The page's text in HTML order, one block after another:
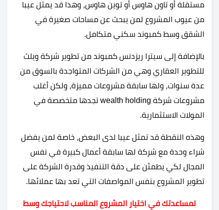
مستقلة أو تاون هاوس أو توين هاوس، وهذا قد يمثل عيبا
من عيوب المشروع لمن يبحث عن مساحات صغيرة في
الشقق وسط كمبوند سكني متكامل.
بالإضافة إلى سيترا ريزدنس كمبوند من تطوير شركة ويلث
للتطوير العقاري وهي من الشركات المتواجدة بالسوق من
عدة سنوات، ولها سابقة مشروعات مميزة، ولكن أغلب
مشروعات شركة wealth holding تجدها متخصصة في
المولات الاستثمارية.
وهذه النقطة قد تمثل عيبا لدى البعض، خاصة لمن يفضل
شراء وحدة مع شركة لها سابقة أعمال كبيرة في نفس
المجال لكي يطمئن على دقة التنفيذ وقدرة الشركة على
تطوير المشروع بنفس المواصفات التي تعد بها عملائها.
لمساعدتك في اختيار المشروع المناسب لاحتياجك وسط